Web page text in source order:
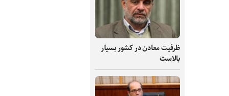
ظرفیت‌ معادن در کشور بسیار
بالاست